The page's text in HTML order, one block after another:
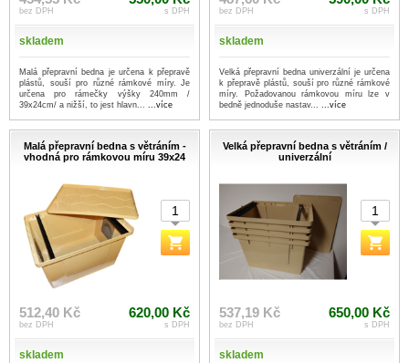
bez DPH s DPH
skladem
Malá přepravní bedna je určena k přepravě
plástů, souší pro různé rámkové míry. Je
určena pro rámečky výšky 240mm /
39x24cm/ a nižší, to jest hlavn... ...více
bez DPH s DPH
skladem
Velká přepravní bedna univerzální je určena
k přepravě plástů, souší pro různé rámkové
míry. Požadovanou rámkovou míru lze v
bedně jednoduše nastav... ...více
Malá přepravní bedna s větráním -
vhodná pro rámkovou míru 39x24
512,40 Kč
bez DPH
620,00 Kč
s DPH
skladem
Velká přepravní bedna s větráním /
univerzální
537,19 Kč
bez DPH
650,00 Kč
s DPH
skladem